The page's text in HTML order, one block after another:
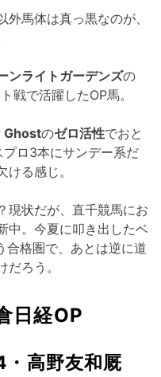
馬体は真っ黒なのが、
ンライトガーデンズの
戦で活躍したOP馬。
Ghostのゼロ活性でおと
ロ3本にサンデー系だ
る感じ。
現状だが、直千競馬にお
中。今夏に叩き出したベ
合格圏で、あとは逆に道
ろう。
日経OP
・高野友和厩